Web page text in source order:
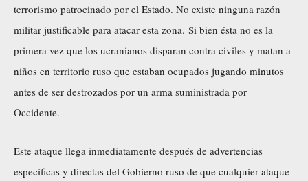
terrorismo patrocinado por el Estado. No existe ninguna razón
militar justificable para atacar esta zona. Si bien ésta no es la
primera vez que los ucranianos disparan contra civiles y matan a
niños en territorio ruso que estaban ocupados jugando minutos
antes de ser destrozados por un arma suministrada por
Occidente.
Este ataque llega inmediatamente después de advertencias
específicas y directas del Gobierno ruso de que cualquier ataque